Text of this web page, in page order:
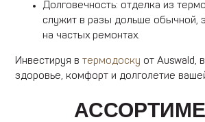
Долговечность: отделка из
служит в разы дольше обычной,
на частых ремонтах.
Инвестируя втермодоску от Auswald,
здоровье, комфорт и долголетие